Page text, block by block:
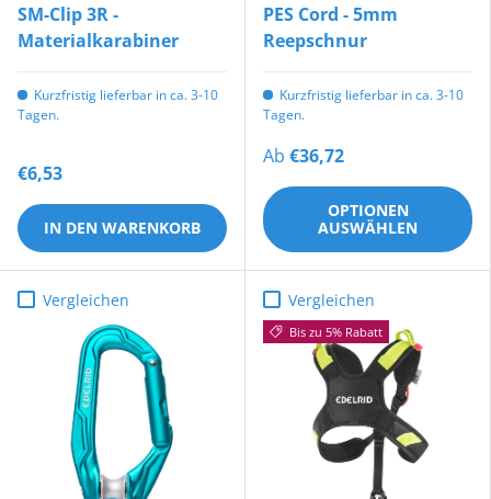
SM-Clip 3R -
Materialkarabiner
Kurzfristig lieferbar in ca. 3-10
Tagen.
€6,53
IN DEN WARENKORB
PES Cord - 5mm
Reepschnur
Kurzfristig lieferbar in ca. 3-10
Tagen.
Ab €36,72
OPTIONEN
AUSWÄHLEN
Vergleichen Vergleichen
Bis zu 5% Rabatt